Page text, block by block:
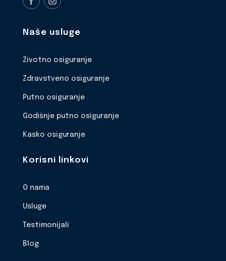
Naše usluge
Životno osiguranje
Zdravstveno osiguranje
Putno osiguranje
Godišnje putno osiguranje
Kasko osiguranje
Korisni linkovi
O nama
Usluge
Testimonijali
Blog